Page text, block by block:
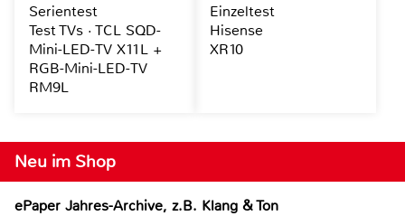
Neu im Shop
ePaper Jahres-Archive, z.B. Klang & Ton
Serientest
Test TVs · TCL SQD-
Mini-LED-TV X11L +
RGB-Mini-LED-TV
RM9L
Einzeltest
Hisense
XR10